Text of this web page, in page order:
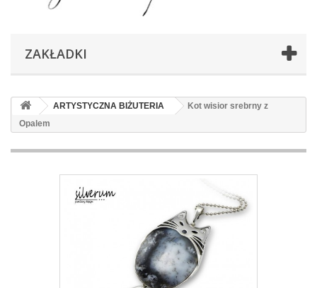
ZAKŁADKI
ARTYSTYCZNA BIŻUTERIA
Kot wisior srebrny z
Opalem